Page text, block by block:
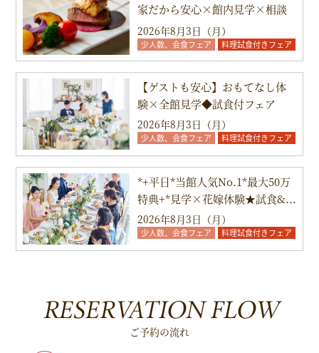
家だから安心×館内見学×相談
会*
2026年8月3日（月）
少人数、会食フェア 料理試食付きフェア
【ゲストも安心】おもてなし体
験×全館見学◆試食付フェア
2026年8月3日（月）
少人数、会食フェア 料理試食付きフェア
*+平日*当館人気No.1*最大50万
特典+*見学×花嫁体験★試食&...
2026年8月3日（月）
少人数、会食フェア 料理試食付きフェア
RESERVATION FLOW
ご予約の流れ